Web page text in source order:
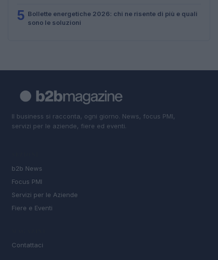
5 Bollette energetiche 2026: chi ne risente di più e quali
sono le soluzioni
Il business si racconta, ogni giorno. News, focus PMI,
servizi per le aziende, fiere ed eventi.
b2b News
Focus PMI
Servizi per le Aziende
Fiere e Eventi
Contattaci